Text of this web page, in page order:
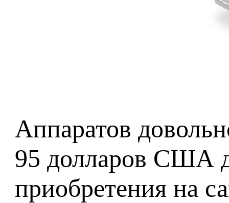
Аппаратов
95 долларов США
приобретения на